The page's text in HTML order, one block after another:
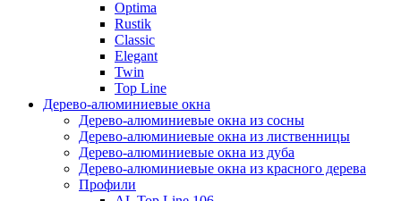
Optima
Rustik
Classic
Elegant
Twin
Top Line
Дерево-алюминиевые окна
Дерево-алюминиевые окна из сосны
Дерево-алюминиевые окна из лиственницы
Дерево-алюминиевые окна из дуба
Дерево-алюминиевые окна из красного дерева
Профили